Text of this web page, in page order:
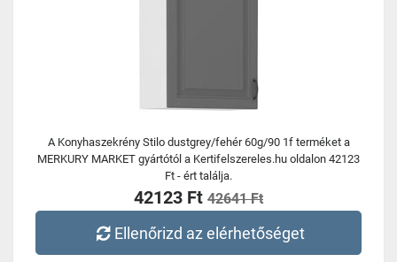
A Konyhaszekrény Stilo dustgrey/fehér 60g/90 1f terméket a
MERKURY MARKET gyártótól a Kertifelszereles.hu oldalon 42123
Ft - ért találja.
42123 Ft 42641 Ft
Ellenőrizd az elérhetőséget